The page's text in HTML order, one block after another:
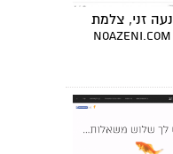
נעה זני, צלמת
noazeni.com